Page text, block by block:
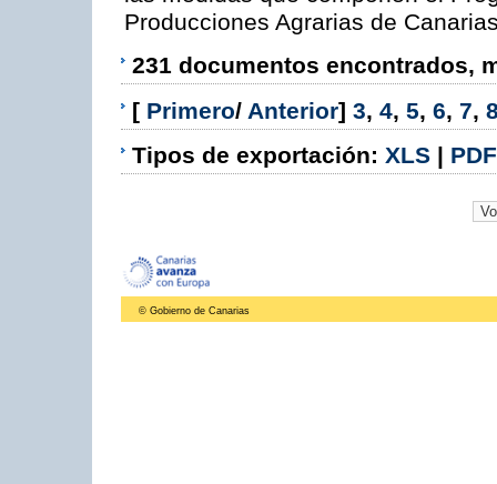
Producciones Agrarias de
231 documentos encontrados,
[ Primero/ Anterior] 3, 4, 5, 6, 7,
Tipos de exportación: XLS | PDF
© Gobierno de Canarias